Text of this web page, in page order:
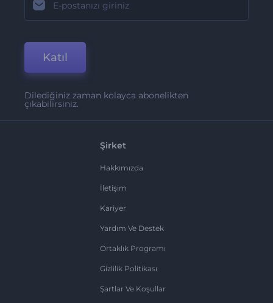
Katıl
Dilediğiniz zaman kolayca abonelikten
çıkabilirsiniz.
Şirket
Hakkımızda
İletişim
Kariyer
Yardım Ve Destek
Ortaklık Programı
Gizlilik Politikası
Şartlar Ve Koşullar